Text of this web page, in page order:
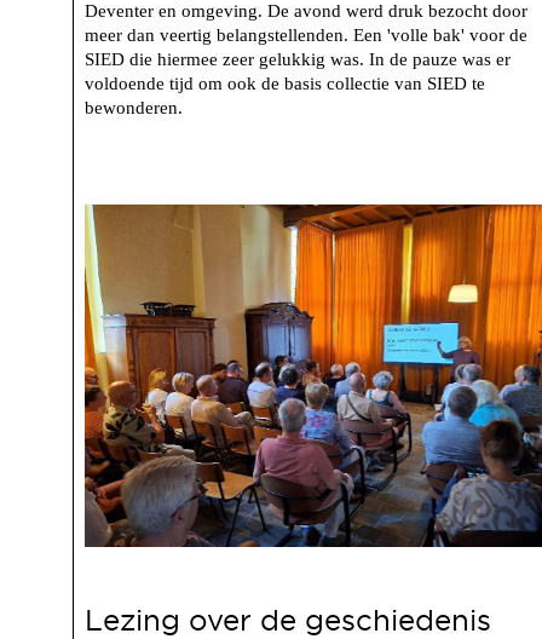
Deventer en omgeving. De avond werd druk bezocht door
meer dan veertig belangstellenden. Een 'volle bak' voor de
SIED die hiermee zeer gelukkig was. In de pauze was er
voldoende tijd om ook de basis collectie van SIED te
bewonderen.
Lezing over de geschiedenis